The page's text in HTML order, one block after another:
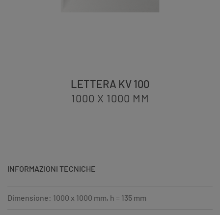
LETTERA KV 100
1000 X 1000 MM
INFORMAZIONI TECNICHE
Dimensione: 1000 x 1000 mm, h = 135 mm